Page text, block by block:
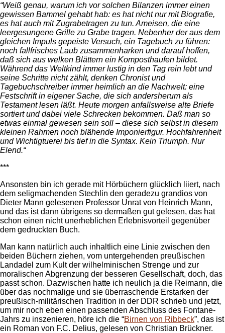
“Weiß genau, warum ich vor solchen Bilanzen immer einen
gewissen Bammel gehabt hab: es hat nicht nur mit Biografie,
es hat auch mit Zugrabetragen zu tun. Ameisen, die eine
leergesungene Grille zu Grabe tragen. Nebenher der aus dem
gleichen Impuls gepeiste Versuch, ein Tagebuch zu führen:
noch fallfrisches Laub zusammenharken und darauf hoffen,
daß sich aus welken Blättern ein Komposthaufen bildet.
Während das Weltkind immer lustig in den Tag rein lebt und
seine Schritte nicht zählt, denken Chronist und
Tagebuchschreiber immer heimlich an die Nachwelt: eine
Festschrift in eigener Sache, die sich andersherum als
Testament lesen läßt. Heute morgen anfallsweise alte Briefe
sortiert und dabei viele Schrecken bekommen. Daß man so
etwas einmal gewesen sein soll – diese sich selbst in diesem
kleinen Rahmen noch blähende Imponierfigur. Hochfahrenheit
und Wichtigtuerei bis tief in die Syntax. Kein Triumph. Nur
Elend.“
***
Ansonsten bin ich gerade mit Hörbüchern glücklich liiert, nach
dem seligmachenden Stechlin den geradezu grandios von
Dieter Mann gelesenen Professor Unrat von Heinrich Mann,
und das ist dann übrigens so dermaßen gut gelesen, das hat
schon einen nicht unerheblichen Erlebnisvorteil gegenüber
dem gedruckten Buch.
Man kann natürlich auch inhaltlich eine Linie zwischen den
beiden Büchern ziehen, vom untergehenden preußischen
Landadel zum Kult der wilhelminischen Strenge und zur
moralischen Abgrenzung der besseren Gesellschaft, doch, das
passt schon. Dazwischen hatte ich neulich ja die Reimann, die
über das nochmalige und sie überraschende Erstarken der
preußisch-militärischen Tradition in der DDR schrieb und jetzt,
um mir noch eben einen passenden Abschluss des Fontane-
Jahrs zu inszenieren, höre ich die “Birnen von Ribbeck”, das ist
ein Roman von F.C. Delius, gelesen von Christian Brückner.